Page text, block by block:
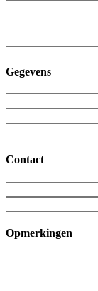
Gegevens
Contact
Opmerkingen